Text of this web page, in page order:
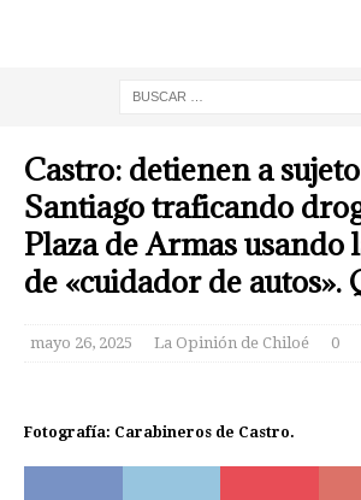
Castro: detienen a
Santiago traficando
Plaza de Armas usando
de «cuidador de autos».
mayo 26, 2025 La Opinión de Chiloé 0
Fotografía: Carabineros de Castro.